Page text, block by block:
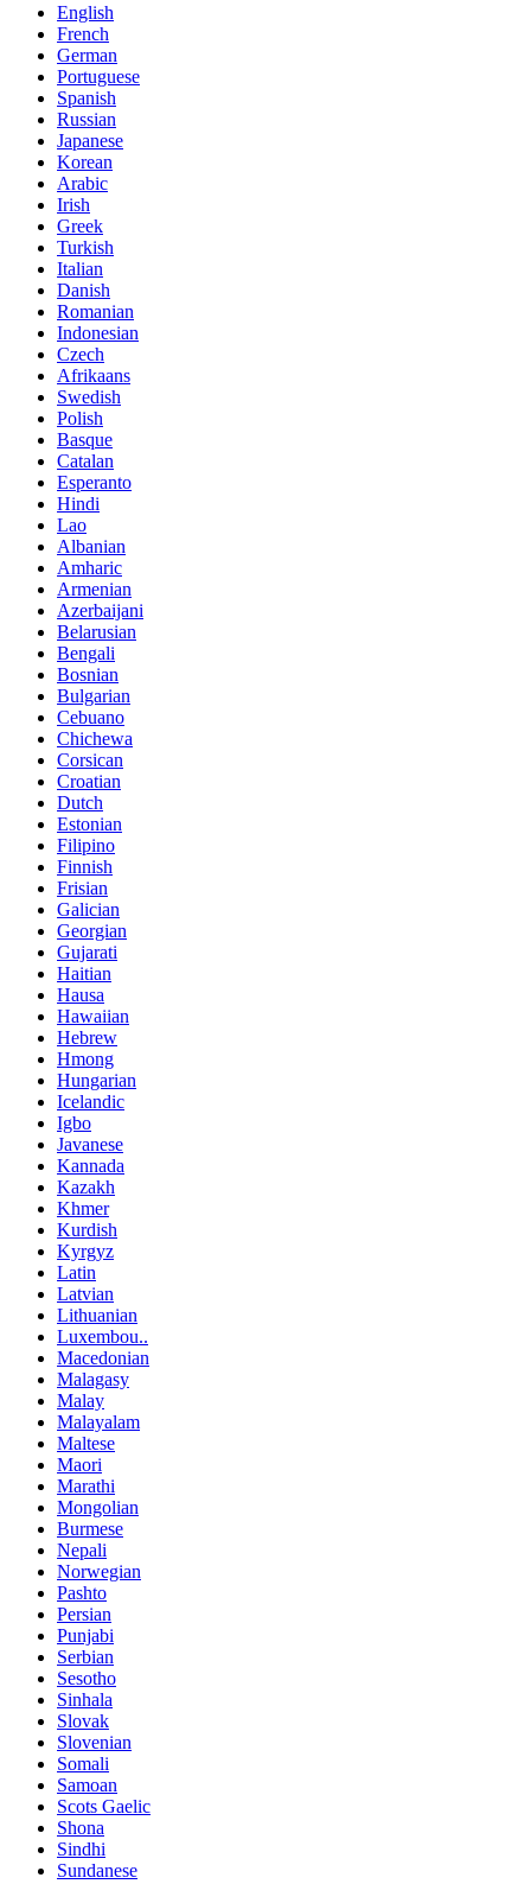
English
French
German
Portuguese
Spanish
Russian
Japanese
Korean
Arabic
Irish
Greek
Turkish
Italian
Danish
Romanian
Indonesian
Czech
Afrikaans
Swedish
Polish
Basque
Catalan
Esperanto
Hindi
Lao
Albanian
Amharic
Armenian
Azerbaijani
Belarusian
Bengali
Bosnian
Bulgarian
Cebuano
Chichewa
Corsican
Croatian
Dutch
Estonian
Filipino
Finnish
Frisian
Galician
Georgian
Gujarati
Haitian
Hausa
Hawaiian
Hebrew
Hmong
Hungarian
Icelandic
Igbo
Javanese
Kannada
Kazakh
Khmer
Kurdish
Kyrgyz
Latin
Latvian
Lithuanian
Luxembou..
Macedonian
Malagasy
Malay
Malayalam
Maltese
Maori
Marathi
Mongolian
Burmese
Nepali
Norwegian
Pashto
Persian
Punjabi
Serbian
Sesotho
Sinhala
Slovak
Slovenian
Somali
Samoan
Scots Gaelic
Shona
Sindhi
Sundanese